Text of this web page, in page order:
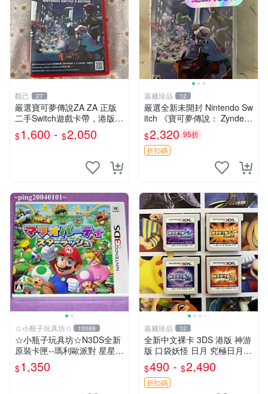
觀己 27
嚴選寶可夢傳說ZA ZA 正版
二手Switch遊戲卡帶，港版日
版隨機發！實機測試正常，適
合收藏。 寶可夢傳說ZA ZA
$1,600 - $2,050
嘉藏珍品 12
嚴選全新未開封 Nintendo Sw
itch 《寶可夢傳說： Zynde
a》日版原裝卡帶，中文支
援。支持動作冒險遊戲，
$2,320 95折
折扣碼
☆小瓶子玩具坊☆ 10088
☆小瓶子玩具坊☆N3DS全新
原裝卡匣--瑪利歐派對 星星衝
刺 (日版)
$1,350
嘉藏珍品 12
全新中文裸卡 3DS 港版 神游
版 口袋妖怪 日月 究極日月點
購買有選項 正版卡帶 只能 香
港版 臺灣版 神游版 破解版 3
DS 2DS 主機運行 看
$490 - $2,490
折扣碼